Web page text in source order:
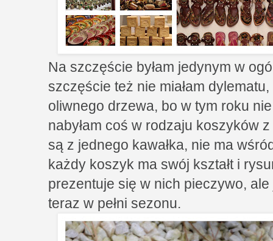
Na szczęście byłam jedynym w
szczęście też nie miałam
oliwnego drzewa, bo w tym roku
nabyłam coś w rodzaju koszyków
są z jednego kawałka, nie ma
każdy koszyk ma swój kształt i
prezentuje się w nich pieczywo,
teraz w pełni sezonu.